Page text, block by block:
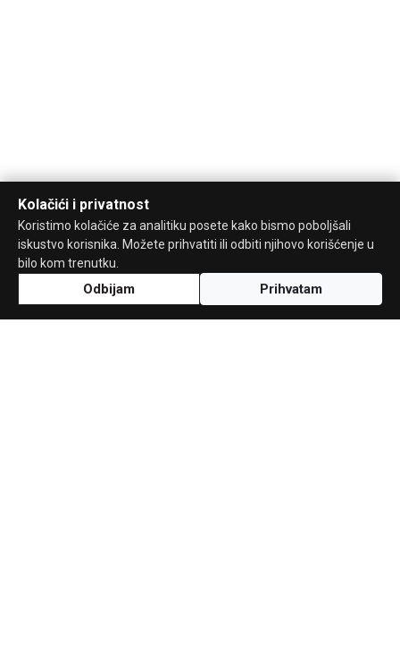
Kolačići i privatnost
Koristimo kolačiće za analitiku posete kako bismo poboljšali
iskustvo korisnika. Možete prihvatiti ili odbiti njihovo korišćenje u
bilo kom trenutku.
Odbijam Prihvatam